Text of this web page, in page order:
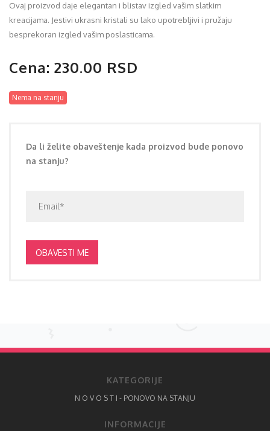
Ovaj proizvod daje elegantan i blistav izgled vašim slatkim
kreacijama. Jestivi ukrasni kristali su lako upotrebljivi i pružaju
besprekoran izgled vašim poslasticama.
Cena: 230.00 RSD
Nema na stanju
Da li želite obaveštenje kada proizvod bude ponovo
na stanju?
OBAVESTI ME
KATEGORIJE
N O V O S T I - PONOVO NA STANJU
INFORMACIJE